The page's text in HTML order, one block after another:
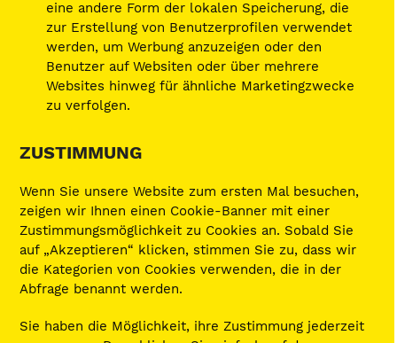
eine andere Form der lokalen Speicherung, die
zur Erstellung von Benutzerprofilen verwendet
werden, um Werbung anzuzeigen oder den
Benutzer auf Websiten oder über mehrere
Websites hinweg für ähnliche Marketingzwecke
zu verfolgen.
ZUSTIMMUNG
Wenn Sie unsere Website zum ersten Mal besuchen,
zeigen wir Ihnen einen Cookie-Banner mit einer
Zustimmungsmöglichkeit zu Cookies an. Sobald Sie
auf „Akzeptieren“ klicken, stimmen Sie zu, dass wir
die Kategorien von Cookies verwenden, die in der
Abfrage benannt werden.
Sie haben die Möglichkeit, ihre Zustimmung jederzeit